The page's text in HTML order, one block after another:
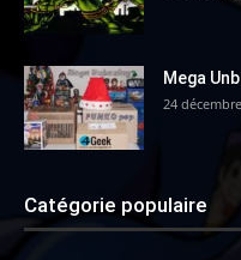
Mega
24
Catégorie populaire